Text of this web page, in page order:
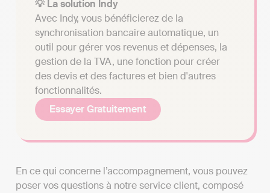
💡 La solution Indy
Avec Indy, vous bénéficierez de la
synchronisation bancaire automatique, un
outil pour gérer vos revenus et dépenses, la
gestion de la TVA, une fonction pour créer
des devis et des factures et bien d'autres
fonctionnalités.
Essayer Gratuitement
En ce qui concerne l’accompagnement, vous pouvez
poser vos questions à notre service client, composé